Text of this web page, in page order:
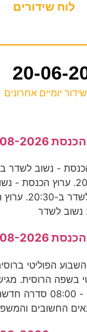
לוח שידורים
יומיים אחרונים
08-08-2026
07-08-2026
בשפה הרוסית.
07:00 - 08:00
החשובים